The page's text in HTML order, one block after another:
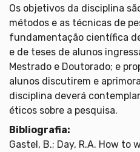
Os objetivos da disciplina
métodos e as técnicas de
fundamentação científica
e de teses de alunos
Mestrado e Doutorado; e
alunos discutirem e
disciplina deverá
éticos sobre a pesquisa.
Bibliografia:
Gastel, B.; Day, R.A. How to